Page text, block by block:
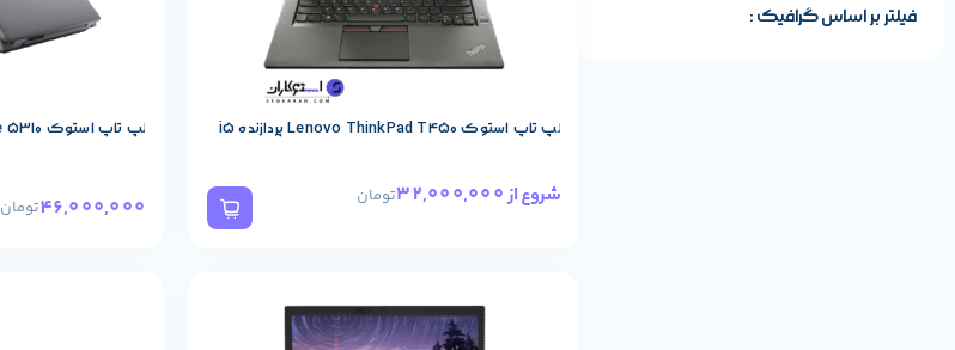
فیلتر بر اساس گرافیک :
لپ تاپ استوک Lenovo ThinkPad T450 پردازنده i5
شروع از32,000,000 تومان
لپ تاپ استوک DELL Latitude 5310 پردازنده i5
46,000,000تومان
مشخصات پایه محصول